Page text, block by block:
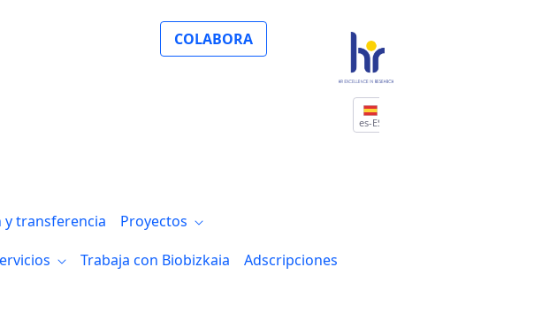
COLABORA
es-ES
y transferencia
Proyectos
Trabaja con Biobizkaia
Adscripciones